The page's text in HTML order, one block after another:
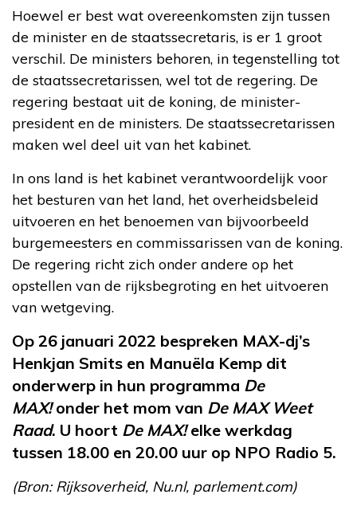
Hoewel er best wat overeenkomsten zijn tussen
de minister en de staatssecretaris, is er 1 groot
verschil. De ministers behoren, in tegenstelling tot
de staatssecretarissen, wel tot de regering. De
regering bestaat uit de koning, de minister-
president en de ministers. De staatssecretarissen
maken wel deel uit van het kabinet.
In ons land is het kabinet verantwoordelijk voor
het besturen van het land, het overheidsbeleid
uitvoeren en het benoemen van bijvoorbeeld
burgemeesters en commissarissen van de koning.
De regering richt zich onder andere op het
opstellen van de rijksbegroting en het uitvoeren
van wetgeving.
Op 26 januari 2022 bespreken MAX-dj’s
Henkjan Smits en Manuëla Kemp dit
onderwerp in hun programma De
MAX!onder het mom van De MAX Weet
Raad. U hoort De MAX!elke werkdag
tussen 18.00 en 20.00 uur op NPO Radio 5.
(Bron: Rijksoverheid, Nu.nl, parlement.com)